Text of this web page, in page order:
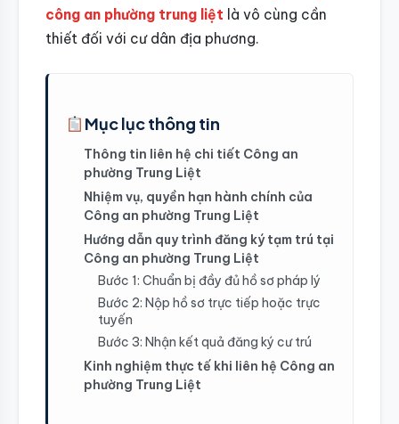
công an phường trung liệt là vô cùng cần
thiết đối với cư dân địa phương.
Mục lục thông tin
Thông tin liên hệ chi tiết Công an
phường Trung Liệt
Nhiệm vụ, quyền hạn hành chính của
Công an phường Trung Liệt
Hướng dẫn quy trình đăng ký tạm trú tại
Công an phường Trung Liệt
Bước 1: Chuẩn bị đầy đủ hồ sơ pháp lý
Bước 2: Nộp hồ sơ trực tiếp hoặc trực
tuyến
Bước 3: Nhận kết quả đăng ký cư trú
Kinh nghiệm thực tế khi liên hệ Công an
phường Trung Liệt